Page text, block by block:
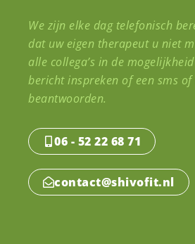
We zijn elke dag telefonisch
dat uw eigen therapeut u niet
alle collega’s in de
bericht inspreken of een sms
beantwoorden.
06 - 52 22 68 71
contact@shivofit.nl